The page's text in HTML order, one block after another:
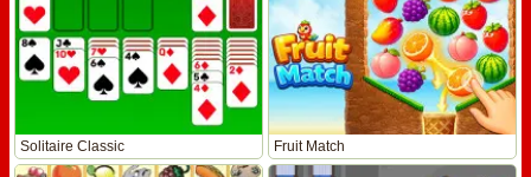
Solitaire Classic Fruit Match